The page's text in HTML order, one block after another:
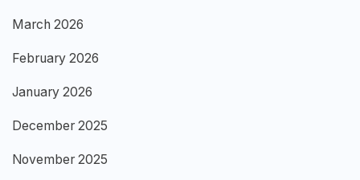
March 2026
February 2026
January 2026
December 2025
November 2025